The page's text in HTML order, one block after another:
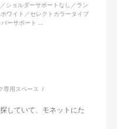
ショルダーサポートなし／ラン
ワイト／セレクトカラータイプ
バーサポート …
専用スペース
していて、モネットにた